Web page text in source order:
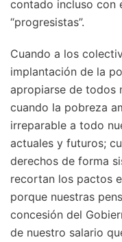
contado incluso con
“progresistas”.
Cuando a los
implantación de la
apropiarse de todos
cuando la pobreza
irreparable a todo
actuales y futuros;
derechos de forma
recortan los pactos
porque nuestras
concesión del
de nuestro salario